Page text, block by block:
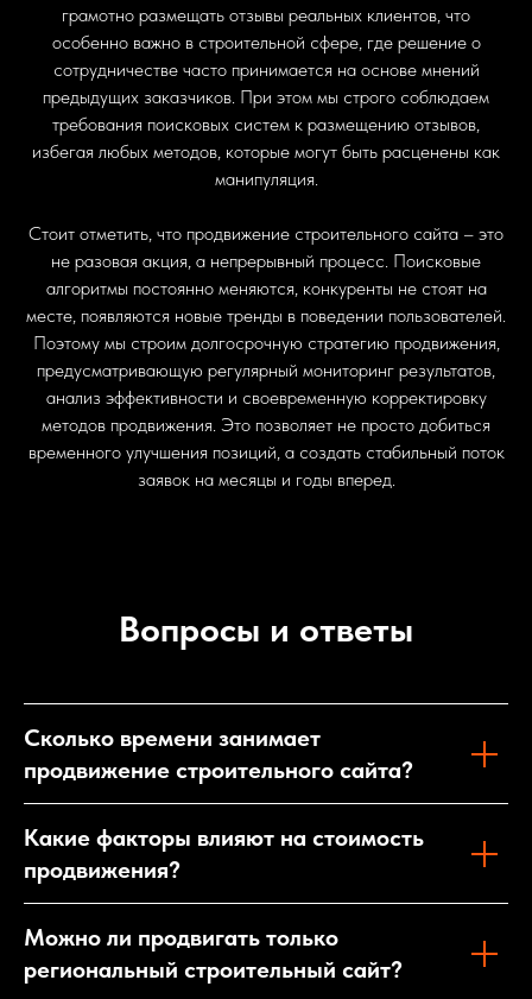
грамотно размещать отзывы реальных клиентов, что
особенно важно в строительной сфере, где решение о
сотрудничестве часто принимается на основе мнений
предыдущих заказчиков. При этом мы строго соблюдаем
требования поисковых систем к размещению отзывов,
избегая любых методов, которые могут быть расценены как
манипуляция.
Стоит отметить, что продвижение строительного сайта – это
не разовая акция, а непрерывный процесс. Поисковые
алгоритмы постоянно меняются, конкуренты не стоят на
месте, появляются новые тренды в поведении пользователей.
Поэтому мы строим долгосрочную стратегию продвижения,
предусматривающую регулярный мониторинг результатов,
анализ эффективности и своевременную корректировку
методов продвижения. Это позволяет не просто добиться
временного улучшения позиций, а создать стабильный поток
заявок на месяцы и годы вперед.
Вопросы и ответы
Сколько времени занимает
продвижение строительного сайта?
Какие факторы влияют на стоимость
продвижения?
Можно ли продвигать только
региональный строительный сайт?